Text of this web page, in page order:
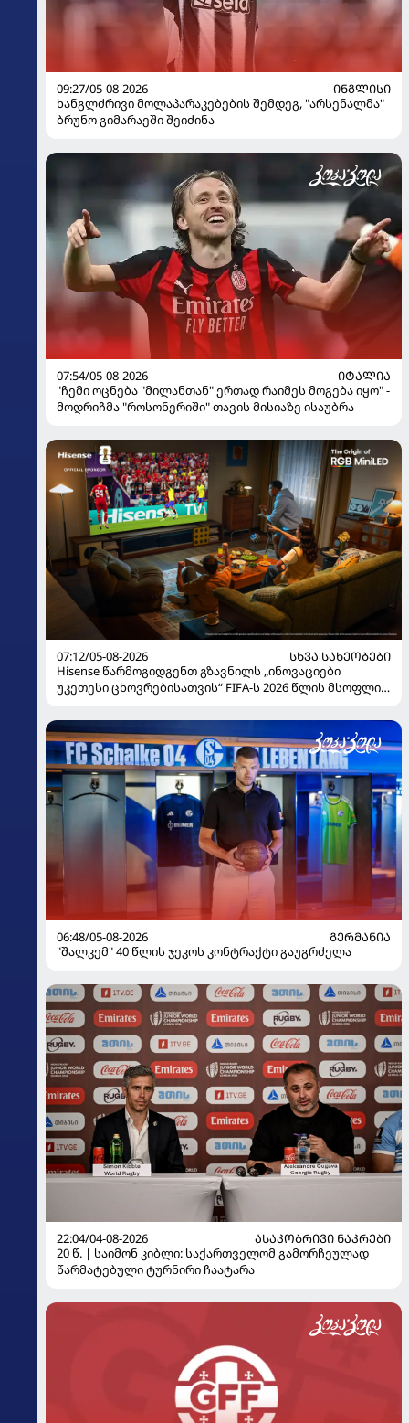
09:27/05-08-2026
ᲘᲜᲒᲚᲘᲡᲘ
ხანგლძრივი მოლაპარაკებების შემდეგ, "არსენალმა"
ბრუნო გიმარაეში შეიძინა
07:54/05-08-2026
ᲘᲢᲐᲚᲘᲐ
"ჩემი ოცნება "მილანთან" ერთად რაიმეს მოგება იყო" -
მოდრიჩმა "როსონერიში" თავის მისიაზე ისაუბრა
07:12/05-08-2026
ᲡᲮᲕᲐ ᲡᲐᲮᲔᲝᲑᲔᲑᲘ
Hisense წარმოგიდგენთ გზავნილს „ინოვაციები
უკეთესი ცხოვრებისათვის“ FIFA-ს 2026 წლის მსოფლიო
06:48/05-08-2026
ᲒᲔᲠᲛᲐᲜᲘᲐ
"შალკემ" 40 წლის ჯეკოს კონტრაქტი გაუგრძელა
22:04/04-08-2026
ᲐᲡᲐᲙᲝᲑᲠᲘᲕᲘ ᲜᲐᲙᲠᲔᲑᲘ
20 წ. | საიმონ კიბლი: საქართველომ გამორჩეულად
წარმატებული ტურნირი ჩაატარა